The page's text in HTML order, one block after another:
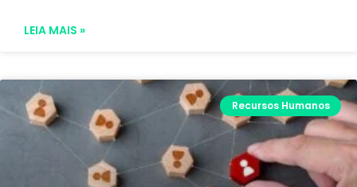
LEIA MAIS »
Recursos Humanos